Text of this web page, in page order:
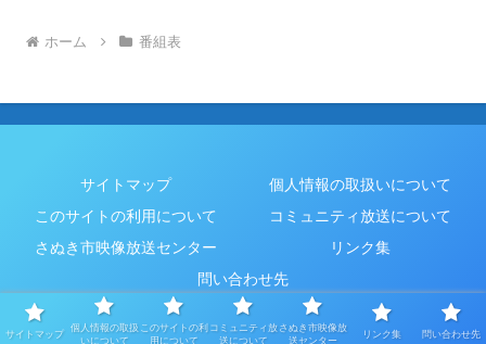
ホーム 番組表
サイトマップ
個人情報の取扱いについて
このサイトの利用について
コミュニティ放送について
さぬき市映像放送センター
リンク集
問い合わせ先
© 2022 さぬき市総務部秘書広報課.
サイトマップ
個人情報の取扱
いについて
このサイトの利
用について
コミュニティ放
送について
さぬき市映像放
送センター
リンク集 問い合わせ先